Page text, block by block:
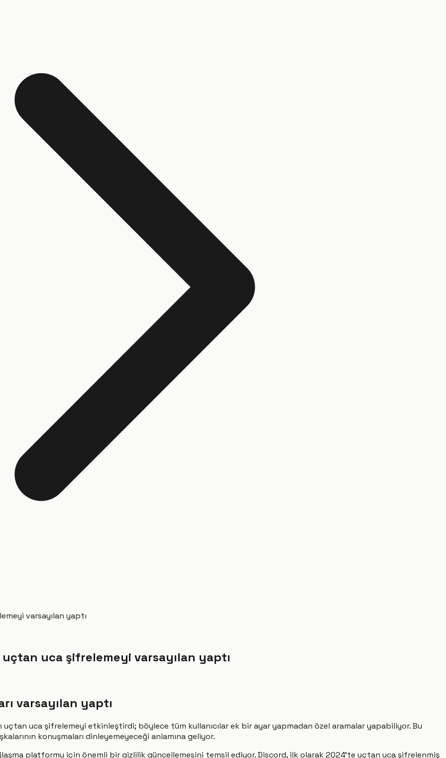
varsayılan yaptı
uca şifrelemeyi varsayılan yaptı
varsayılan yaptı
uca şifrelemeyi etkinleştirdi; böylece tüm kullanıcılar ek bir ayar yapmadan özel aramalar yapabiliyor. Bu
konuşmaları dinleyemeyeceği anlamına geliyor.
platformu için önemli bir gizlilik güncellemesini temsil ediyor. Discord, ilk olarak 2024'te uçtan uca şifrelenmiş